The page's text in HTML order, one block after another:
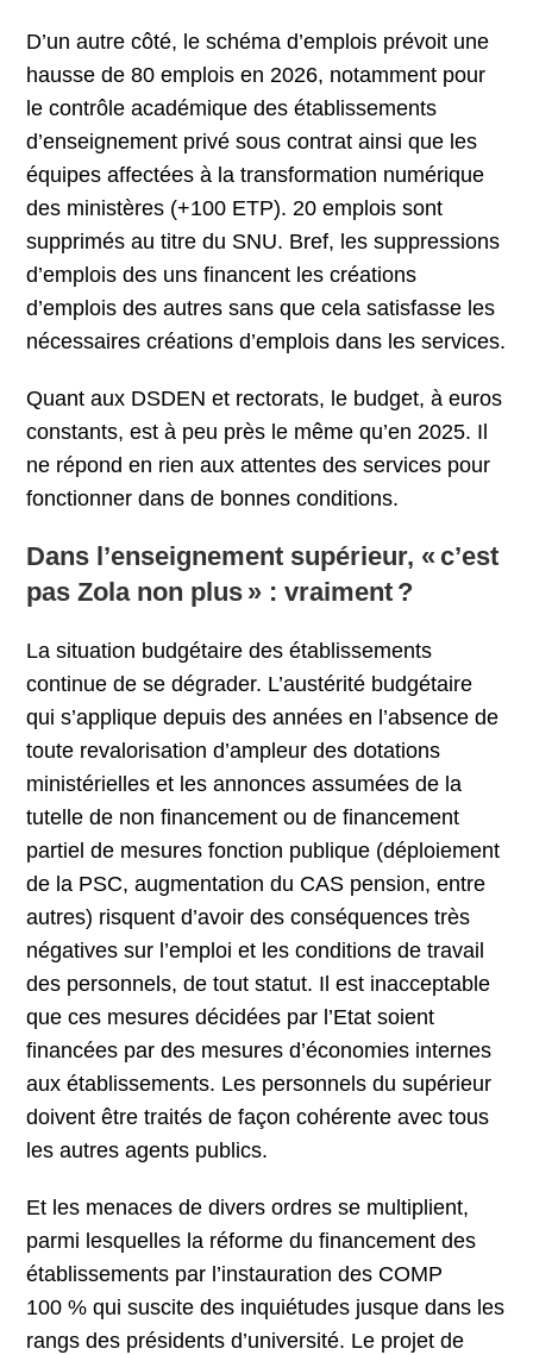
D’un autre côté, le schéma d’emplois prévoit une
hausse de 80 emplois en 2026, notamment pour
le contrôle académique des établissements
d’enseignement privé sous contrat ainsi que les
équipes affectées à la transformation numérique
des ministères (+100 ETP). 20 emplois sont
supprimés au titre du SNU. Bref, les suppressions
d’emplois des uns financent les créations
d’emplois des autres sans que cela satisfasse les
nécessaires créations d’emplois dans les services.
Quant aux DSDEN et rectorats, le budget, à euros
constants, est à peu près le même qu’en 2025. Il
ne répond en rien aux attentes des services pour
fonctionner dans de bonnes conditions.
Dans l’enseignement supérieur, « c’est
pas Zola non plus » : vraiment ?
La situation budgétaire des établissements
continue de se dégrader. L’austérité budgétaire
qui s’applique depuis des années en l’absence de
toute revalorisation d’ampleur des dotations
ministérielles et les annonces assumées de la
tutelle de non financement ou de financement
partiel de mesures fonction publique (déploiement
de la PSC, augmentation du CAS pension, entre
autres) risquent d’avoir des conséquences très
négatives sur l’emploi et les conditions de travail
des personnels, de tout statut. Il est inacceptable
que ces mesures décidées par l’Etat soient
financées par des mesures d’économies internes
aux établissements. Les personnels du supérieur
doivent être traités de façon cohérente avec tous
les autres agents publics.
Et les menaces de divers ordres se multiplient,
parmi lesquelles la réforme du financement des
établissements par l’instauration des COMP
100 % qui suscite des inquiétudes jusque dans les
rangs des présidents d’université. Le projet de